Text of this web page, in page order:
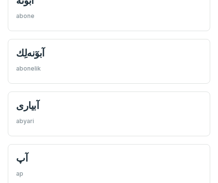
abone
آبوٓنه‌لِك
abonelik
آبیارى
abyari
آپ
ap